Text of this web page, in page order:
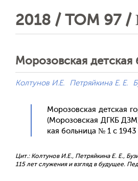
2018 / ТОМ 97
Морозовская детская
Колтунов И.Е. Петряйкина Е. Е.
Мо­розов­ская дет­ская
(Мо­розов­ская ДГКБ
кая боль­ни­ца № 1 с 1943
Цит.: Колтунов И.Е., Петряйкина Е. Е.,
115 лет служения и взгляд в будущее.